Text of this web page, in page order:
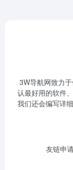
3W导航网致力
认最好用的软件
我们还会编写详
友链申